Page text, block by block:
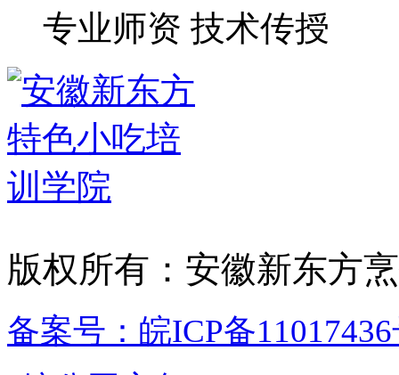
专业师资 技术传授
版权所有：安徽新东方
备案号：皖ICP备